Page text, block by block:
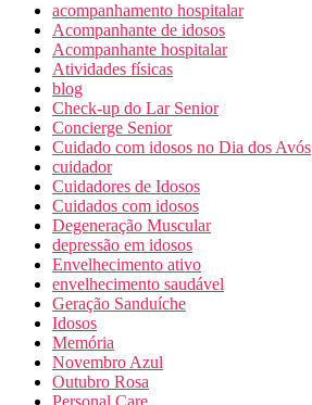
acompanhamento hospitalar
Acompanhante de idosos
Acompanhante hospitalar
Atividades físicas
blog
Check-up do Lar Senior
Concierge Senior
Cuidado com idosos no Dia dos Avós
cuidador
Cuidadores de Idosos
Cuidados com idosos
Degeneração Muscular
depressão em idosos
Envelhecimento ativo
envelhecimento saudável
Geração Sanduíche
Idosos
Memória
Novembro Azul
Outubro Rosa
Personal Care